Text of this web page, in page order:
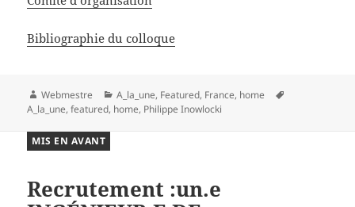
Bibliographie du colloque
Auteur
Webmestre Catégories
A_la_une, Featured, France, home
A_la_une,featured, home, Philippe Inowlocki
Recrutement :un.e
MIS EN AVANT